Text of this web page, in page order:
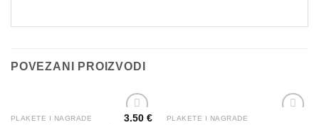
POVEZANI PROIZVODI
PLAKETE I NAGRADE 3.50€ PLAKETE I NAGRADE